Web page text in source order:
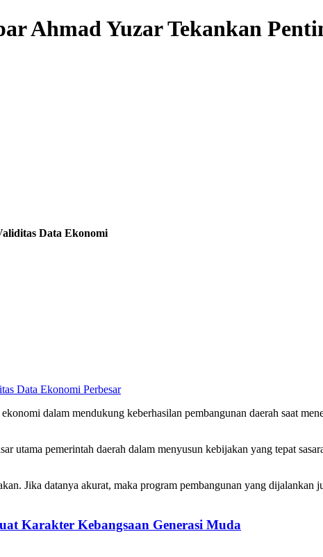
Ahmad Yuzar Tekankan
Data Ekonomi
Perbesar
dalam mendukung keberhasilan pembangunan daerah saat
utama pemerintah daerah dalam menyusun kebijakan yang tepat
Jika datanya akurat, maka program pembangunan yang dijalankan
Karakter Kebangsaan Generasi Muda